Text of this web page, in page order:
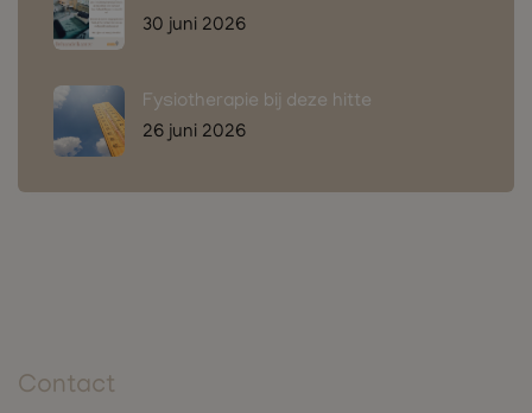
30 juni 2026
Fysiotherapie bij deze hitte
26 juni 2026
Contact